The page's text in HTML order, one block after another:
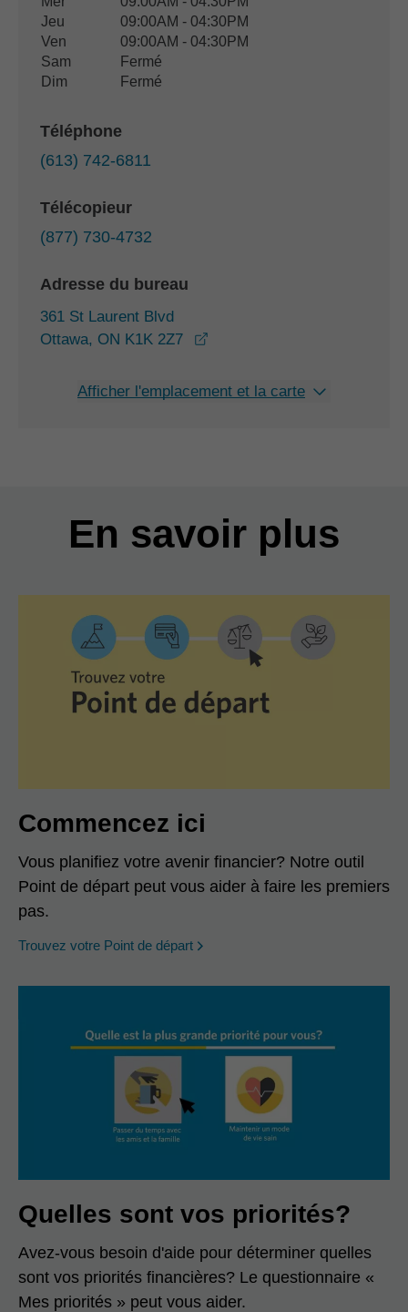
Jeu
09:00AM - 04:30PM
Ven
09:00AM - 04:30PM
Sam
Fermé
Dim
Fermé
Téléphone
(613) 742-6811
Télécopieur
(877) 730-4732
Adresse du bureau
361 St Laurent Blvd
Ottawa, ON K1K 2Z7
Afficher l'emplacement et la carte
En savoir plus
Commencez ici
Vous planifiez votre avenir financier? Notre outil
Point de départ peut vous aider à faire les premiers
pas.
Trouvez votre Point de départ opens in a new window
Quelles sont vos priorités?
Avez-vous besoin d'aide pour déterminer quelles
sont vos priorités financières? Le questionnaire «
Mes priorités » peut vous aider.